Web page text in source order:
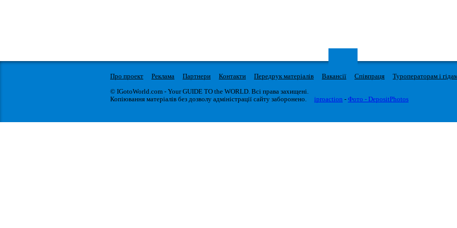
Про проект Реклама Партнери Контакти Передрук матеріалів Вакансії Співпраця Туроператорам і
© IGotoWorld.com - Your GUIDE TO the WORLD. Всі права захищені.
Копіювання матеріалів без дозволу адміністрації сайту заборонено.
iproaction - Фото - DepositPhotos